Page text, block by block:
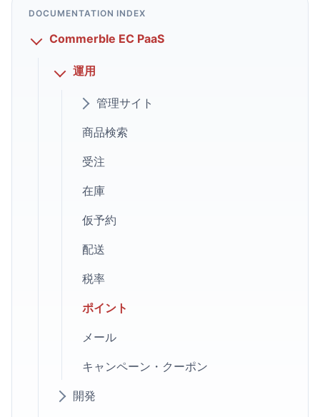
DOCUMENTATION INDEX
Commerble EC PaaS
運用
管理サイト
商品検索
受注
在庫
仮予約
配送
税率
ポイント
メール
キャンペーン・クーポン
開発